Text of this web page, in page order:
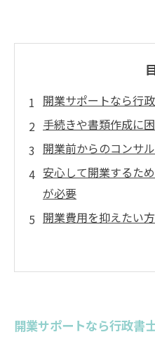
開業サポートなら行
手続きや書類作成に
開業前からのコンサ
安心して開業するた
が必要
開業費用を抑えたい
開業サポートなら行政書